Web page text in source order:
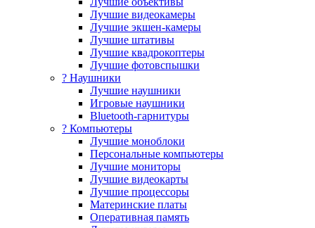
Лучшие видеокамеры
Лучшие экшен-камеры
Лучшие штативы
Лучшие квадрокоптеры
Лучшие фотовспышки
? Наушники
Лучшие наушники
Игровые наушники
Bluetooth-гарнитуры
?️ Компьютеры
Лучшие моноблоки
Персональные компьютеры
Лучшие мониторы
Лучшие видеокарты
Лучшие процессоры
Материнские платы
Оперативная память